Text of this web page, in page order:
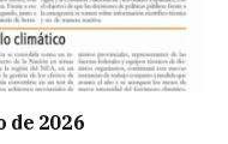
de 2026